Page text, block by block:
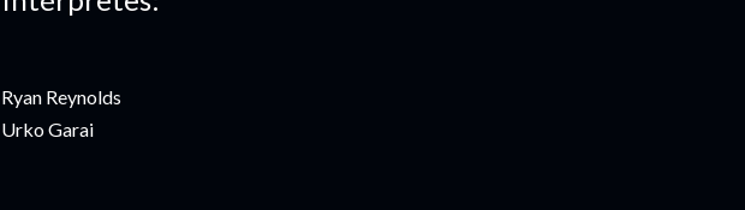
Ryan Reynolds
Urko Garai